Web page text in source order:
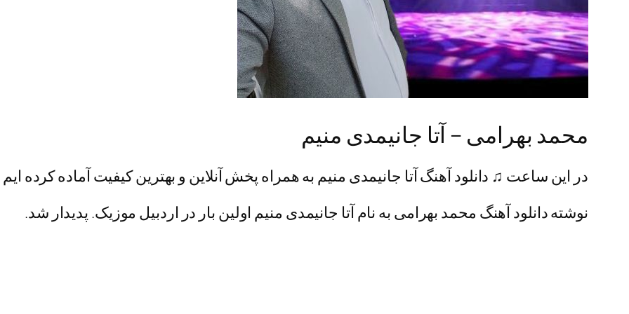
محمد بهرامی – آتا جانیمدی منیم
در این ساعت ♫ دانلود آهنگ آتا جانیمدی منیم به همراه پخش آنلاین و بهترین کیفیت آماده کرده
نوشته دانلود آهنگ محمد بهرامی به نام آتا جانیمدی منیم اولین بار در اردبیل موزیک. پدیدار شد.